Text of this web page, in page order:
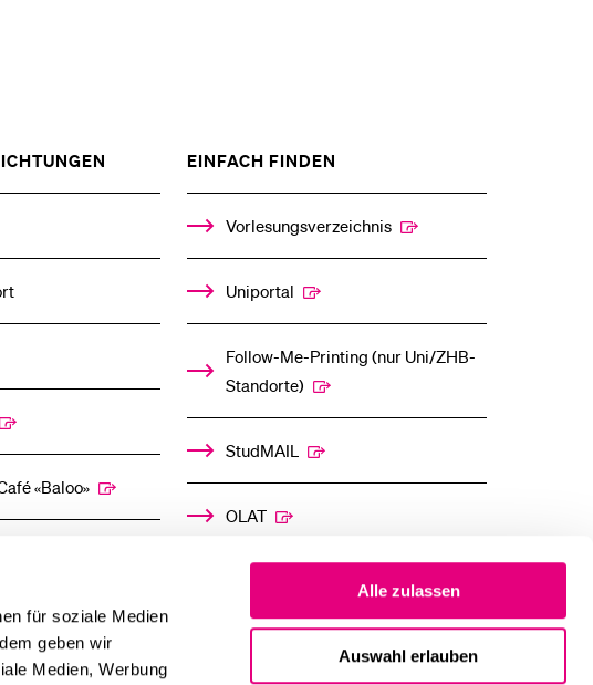
für soziale Medien
geben wir
Medien, Werbung
Alle zulassen
Auswahl erlauben
%1$S
UNTERMENÜ
«Baloo»
EINFACH FINDEN
%1$S
UNTERMENÜ
Vorlesungsverzeichnis
Uniportal
Follow-Me-Printing­ ­(nur Uni/ZHB-
Standorte)
StudMAIL
OLAT